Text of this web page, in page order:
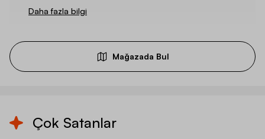
Daha fazla bilgi
Mağazada Bul
Çok Satanlar